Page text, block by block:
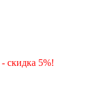
скидка 5%!